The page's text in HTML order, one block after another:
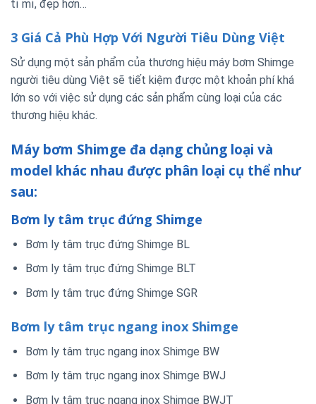
tỉ mỉ, đẹp hơn…
3 Giá Cả Phù Hợp Với Người Tiêu Dùng Việt
Sử dụng một sản phẩm của thương hiệu máy bơm Shimge
người tiêu dùng Việt sẽ tiết kiệm được một khoản phí khá
lớn so với việc sử dụng các sản phẩm cùng loại của các
thương hiệu khác.
Máy bơm Shimge đa dạng chủng loại và
model khác nhau được phân loại cụ thể như
sau:
Bơm ly tâm trục đứng Shimge
Bơm ly tâm trục đứng Shimge BL
Bơm ly tâm trục đứng Shimge BLT
Bơm ly tâm trục đứng Shimge SGR
Bơm ly tâm trục ngang inox Shimge
Bơm ly tâm trục ngang inox Shimge BW
Bơm ly tâm trục ngang inox Shimge BWJ
Bơm ly tâm trục ngang inox Shimge BWJT